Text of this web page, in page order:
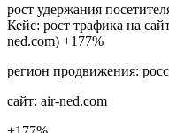
рост удержания
Кейс: рост трафика на
ned.com) +177%
регион продвижения:
сайт: air-ned.com